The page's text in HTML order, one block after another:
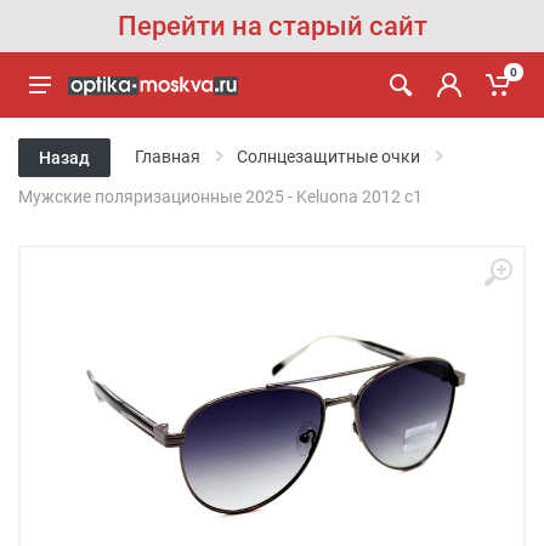
Перейти на старый сайт
0
Назад Главная Солнцезащитные очки
Мужские поляризационные 2025 - Keluona 2012 с1